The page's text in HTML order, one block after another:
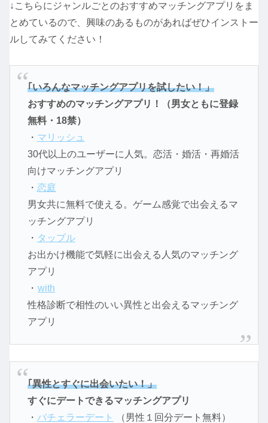
↓こちらにジャンルごとのおすすめマッチングアプリをま
とめているので、興味のあるものがあればぜひインストー
ルしてみてください！
｢いろんなマッチングアプリを試したい！」
おすすめのマッチングアプリ！（男女ともに登録
無料・18禁）
・ マリッシュ
30代以上のユーザーに人気。恋活・婚活・再婚活
向けマッチングアプリ
・ 恋庭
男女共に無料で使える。ゲーム感覚で出会えるマ
ッチングアプリ
・ タップル
お出かけ機能で気軽に出会える人気のマッチング
アプリ
・ with
性格診断で相性のいい異性と出会えるマッチング
アプリ
｢異性とすぐに出会いたい！」
すぐにデートできるマッチングアプリ
・ バチェラーデート
（男性１回分デート無料）